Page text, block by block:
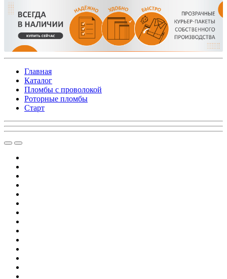
Главная
Каталог
Пломбы с проволокой
Роторные пломбы
Старт